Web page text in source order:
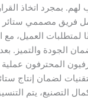
لهم. بمجرد اتخاذ
فريق مصممي
لمتطلبات العميل، مع
الجودة والتميز. بعد
المحترفون عملية
لضمان إنتاج
التصنيع، يتم